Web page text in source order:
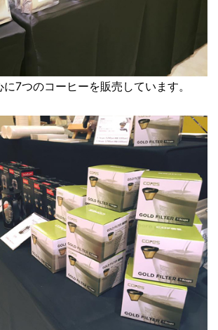
7つのコーヒーを販売しています。